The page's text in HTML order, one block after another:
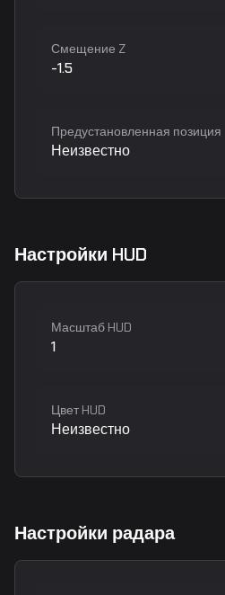
Смещение Z
-1.5
Предустановленная позиция
Неизвестно
Настройки HUD
Масштаб HUD
1
Цвет HUD
Неизвестно
Настройки радара